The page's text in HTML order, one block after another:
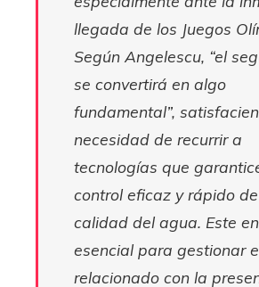
llegada de los Juegos
Según Angelescu, “el
se convertirá en algo
fundamental”,
necesidad de recurrir a
tecnologías que
control eficaz y rápido
calidad del agua. Este
esencial para gestionar
relacionado con la